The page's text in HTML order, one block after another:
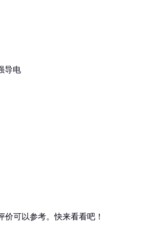
导电
可以参考。快来看看吧！